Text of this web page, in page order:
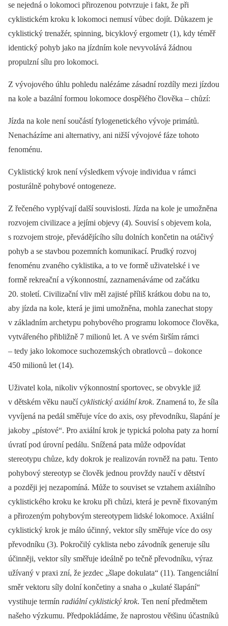
se nejedná o lokomoci přirozenou potvrzuje i fakt, že při
cyklistickém kroku k lokomoci nemusí vůbec dojít. Důkazem je
cyklistický trenažér, spinning, bicyklový ergometr (1), kdy téměř
identický pohyb jako na jízdním kole nevyvolává žádnou
propulzní sílu pro lokomoci.
Z vývojového úhlu pohledu nalézáme zásadní rozdíly mezi jízdou
na kole a bazální formou lokomoce dospělého člověka –⁠ chůzí:
Jízda na kole není součástí fylogenetického vývoje primátů.
Nenacházíme ani alternativy, ani nižší vývojové fáze tohoto
fenoménu.
Cyklistický krok není výsledkem vývoje individua v rámci
posturálně pohybové ontogeneze.
Z řečeného vyplývají další souvislosti. Jízda na kole je umožněna
rozvojem civilizace a jejími objevy (4). Souvisí s objevem kola,
s rozvojem stroje, převádějícího sílu dolních končetin na otáčivý
pohyb a se stavbou pozemních komunikací. Prudký rozvoj
fenoménu zvaného cyklistika, a to ve formě uživatelské i ve
formě rekreační a výkonnostní, zaznamenáváme od začátku
20. století. Civilizační vliv měl zajisté příliš krátkou dobu na to,
aby jízda na kole, která je jimi umožněna, mohla zanechat stopy
v základním archetypu pohybového programu lokomoce člověka,
vytvářeného přibližně 7 milionů let. A ve svém širším rámci
–⁠ tedy jako lokomoce suchozemských obratlovců –⁠ dokonce
450 milionů let (14).
Uživatel kola, nikoliv výkonnostní sportovec, se obvykle již
v dětském věku naučícyklistický axiální krok. Znamená to, že síla
vyvíjená na pedál směřuje více do axis, osy převodníku, šlapání je
jakoby „pístové“. Pro axiální krok je typická poloha paty za horní
úvratí pod úrovní pedálu. Snížená pata může odpovídat
stereotypu chůze, kdy dokrok je realizován rovněž na patu. Tento
pohybový stereotyp se člověk jednou provždy naučí v dětství
a později jej nezapomíná. Může to souviset se vztahem axiálního
cyklistického kroku ke kroku při chůzi, která je pevně fixovaným
a přirozeným pohybovým stereotypem lidské lokomoce. Axiální
cyklistický krok je málo účinný, vektor síly směřuje více do osy
převodníku (3). Pokročilý cyklista nebo závodník generuje sílu
účinněji, vektor síly směřuje ideálně po tečně převodníku, výraz
užívaný v praxi zní, že jezdec „šlape dokulata“ (11). Tangenciální
směr vektoru síly dolní končetiny a snaha o „kulaté šlapání“
vystihuje termín radiální cyklistický krok. Ten není předmětem
našeho výzkumu. Předpokládáme, že naprostou většinu účastníků